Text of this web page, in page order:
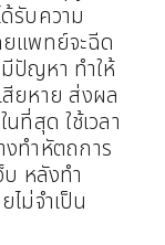
รับความ
แพทย์จะฉีด
ปัญหา ทำให้
สียหาย ส่งผล
ที่สุด ใช้เวลา
ทำหัตถการ
บ หลังทำ
ไม่จำเป็น